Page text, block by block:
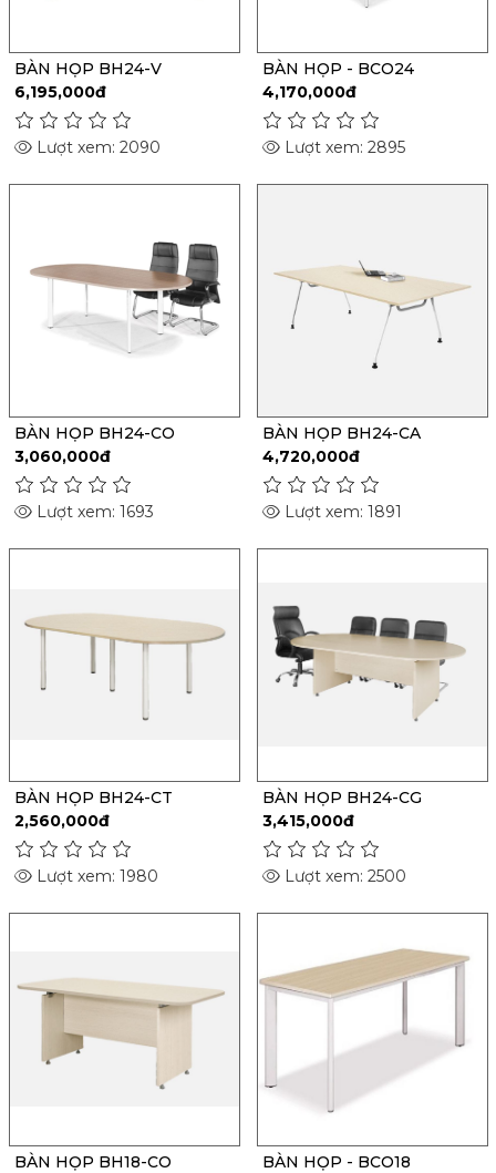
BÀN HỌP BH24-V
6,195,000đ
Lượt xem: 2090
BÀN HỌP - BCO24
4,170,000đ
Lượt xem: 2895
BÀN HỌP BH24-CO
3,060,000đ
Lượt xem: 1693
BÀN HỌP BH24-CA
4,720,000đ
Lượt xem: 1891
BÀN HỌP BH24-CT
2,560,000đ
Lượt xem: 1980
BÀN HỌP BH24-CG
3,415,000đ
Lượt xem: 2500
BÀN HỌP BH18-CO
BÀN HỌP - BCO18